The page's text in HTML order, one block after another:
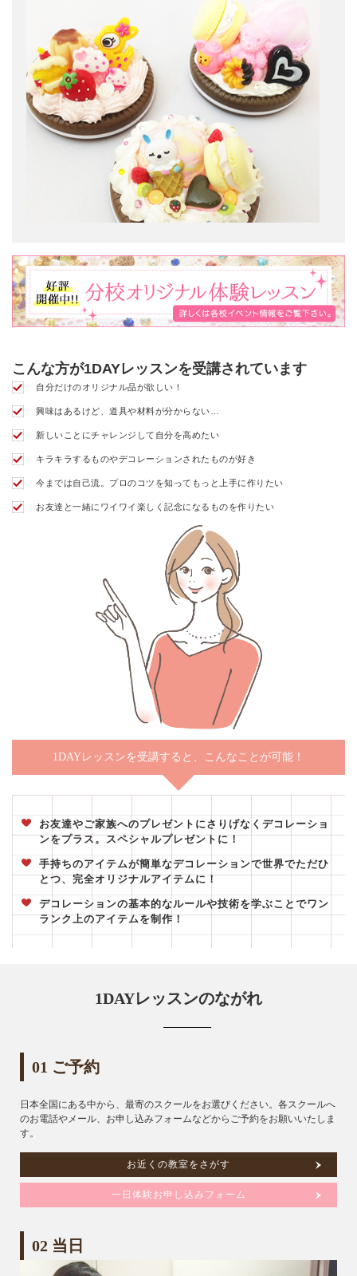
こんな方が1DAYレッスンを受講されています
自分だけのオリジナル品が欲しい！
興味はあるけど、道具や材料が分からない…
新しいことにチャレンジして自分を高めたい
キラキラするものやデコレーションされたものが好き
今までは自己流。プロのコツを知ってもっと上手に作りたい
お友達と一緒にワイワイ楽しく記念になるものを作りたい
1DAYレッスンを受講すると、こんなことが可能！
お友達やご家族へのプレゼントにさりげなくデコレーショ
ンをプラス。スペシャルプレゼントに！
手持ちのアイテムが簡単なデコレーションで世界でただひ
とつ、完全オリジナルアイテムに！
デコレーションの基本的なルールや技術を学ぶことでワン
ランク上のアイテムを制作！
1DAYレッスンのながれ
01 ご予約
日本全国にある中から、最寄のスクールをお選びください。各スクールへ
のお電話やメール、お申し込みフォームなどからご予約をお願いいたしま
す。
お近くの教室をさがす
一日体験お申し込みフォーム
02 当日